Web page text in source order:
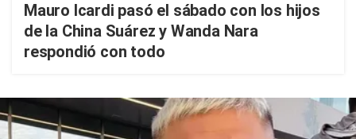
Mauro Icardi pasó el sábado con los hijos
de la China Suárez y Wanda Nara
respondió con todo